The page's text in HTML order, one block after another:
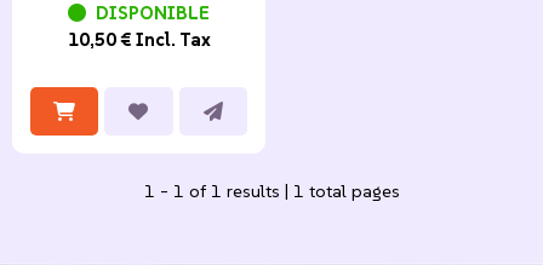
DISPONIBLE
10,50 € Incl. Tax
1 - 1 of 1 results | 1 total pages